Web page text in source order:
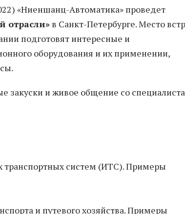
«Ниеншанц-Автоматика» проведет
отрасли» в Санкт-Петербурге. Место
подготовят интересные и
оборудования и их применении,
закуски и живое общение со
транспортных систем (ИТС). Примеры
и путевого хозяйства. Примеры